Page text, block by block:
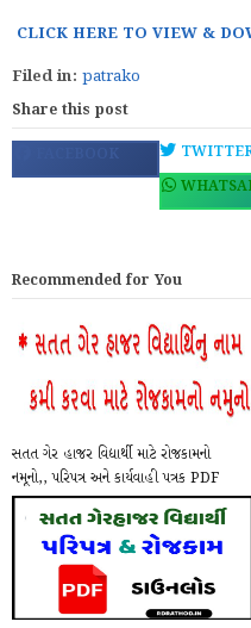
CLICK HERE TO VIEW &
Filed in: patrako
Share this post
FACEBOOK
Recommended for You
સતત ગેર હાજર વિદ્યાર્થી માટે રોજકામનો
નમૂનો,, પરિપત્ર અને કાર્યવાહી પત્રક PDF
Do...